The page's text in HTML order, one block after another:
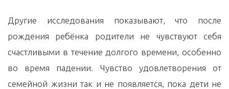
Другие исследования показывают, что после
рождения ребёнка родители не чувствуют себя
счастливыми в течение долгого времени, особенно
во время падении. Чувство удовлетворения от
семейной жизни так и не появляется, пока дети не